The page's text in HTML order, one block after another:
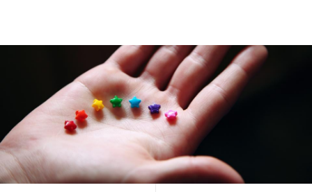
gender-equality-diversity